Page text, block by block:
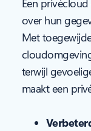
Een
over hun
Met
terwijl
maakt een